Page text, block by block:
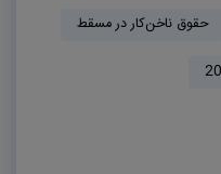
حقوق ناخن‌کار در مسقط